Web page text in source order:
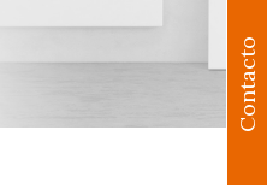
Contacto